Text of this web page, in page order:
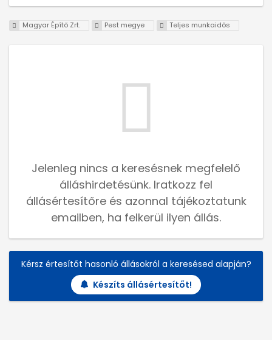
Magyar Építő Zrt. Pest megye Teljes munkaidős
Jelenleg nincs a keresésnek megfelelő
álláshirdetésünk. Iratkozz fel
állásértesítőre és azonnal tájékoztatunk
emailben, ha felkerül ilyen állás.
Kérsz értesítőt hasonló állásokról a keresésed alapján?
Készíts állásértesítőt!